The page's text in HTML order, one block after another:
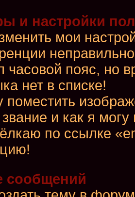
и настройки
мои
часовой пояс, но
нет в списке!
поместить
и как я могу
по ссылке
сообщений